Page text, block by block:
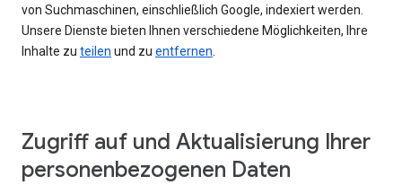
von Suchmaschinen, einschließlich Google, indexiert werden.
Unsere Dienste bieten Ihnen verschiedene Möglichkeiten, Ihre
Inhalte zu teilen und zu entfernen.
Zugriff auf und Aktualisierung Ihrer
personenbezogenen Daten